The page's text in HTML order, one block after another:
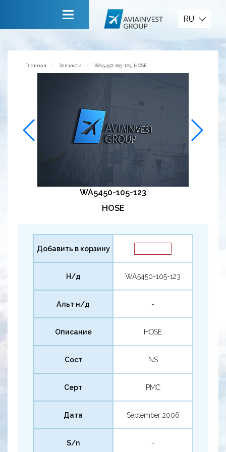
Сервисы
Обратная связь
RU
Главная Запчасти WA5450-105-123, HOSE
WA5450-105-123
HOSE
Добавить в корзину
Н/д WA5450-105-123
Альт н/д -
Описание HOSE
Сост NS
Серт PMC
Дата September 2006
S/n -